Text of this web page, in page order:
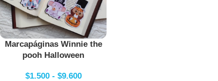
Marcapáginas Winnie the
pooh Halloween
$1.500 - $9.600